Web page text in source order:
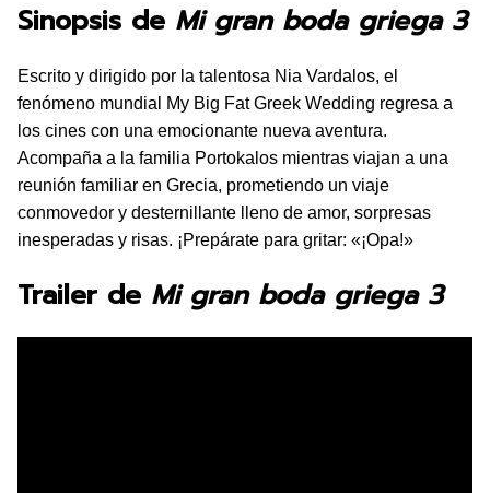
Sinopsis de Mi gran boda griega 3
Escrito y dirigido por la talentosa Nia Vardalos, el
fenómeno mundial My Big Fat Greek Wedding regresa a
los cines con una emocionante nueva aventura.
Acompaña a la familia Portokalos mientras viajan a una
reunión familiar en Grecia, prometiendo un viaje
conmovedor y desternillante lleno de amor, sorpresas
inesperadas y risas. ¡Prepárate para gritar: «¡Opa!»
Trailer de Mi gran boda griega 3